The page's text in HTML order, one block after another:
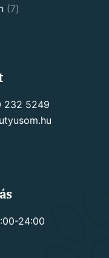
77
232 5249
24:00